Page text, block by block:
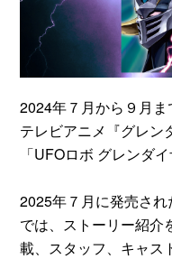
2024年７月から９月
テレビアニメ『グレン
「UFOロボ グレンダ
2025年７月に発売され
では、ストーリー紹介
載、スタッフ、キャス